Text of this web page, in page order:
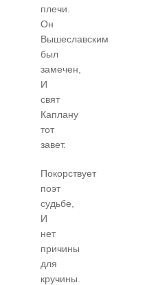
плечи.
Он
Вышеславским
был
замечен,
И
свят
Каплану
тот
завет.
Покорствует
поэт
судьбе,
И
нет
причины
для
кручины.